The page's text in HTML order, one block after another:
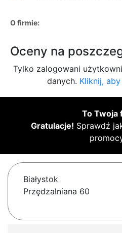
O firmie:
Oceny na
Tylko zalogowani
danych. Kliknij,
To Twoja
Gratulacje! Sprawdź
Białystok
Przędzalniana 60